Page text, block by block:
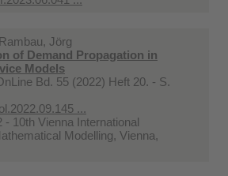
Jörg
of Demand Propagation in
Models
Bd. 55 (2022) Heft 20. - S.
...
10th Vienna International
Modelling, Vienna,